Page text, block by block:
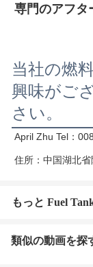
専門のアフタ
当社の燃
興味がご
さい。
April Zhu Tel：
住所：中国湖北
もっと Fuel
類似の動画を探